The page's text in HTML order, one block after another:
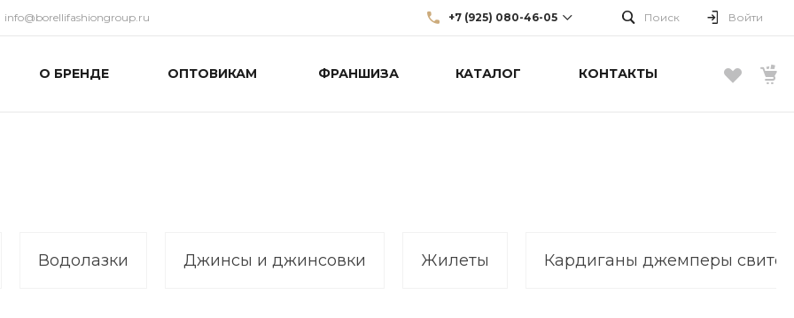
info@borellifashiongroup.ru +7 (925) 080-46-05 Поиск Войти
О БРЕНДЕ ОПТОВИКАМ ФРАНШИЗА КАТАЛОГ КОНТАКТЫ
Водолазки Джинсы и джинсовки Жилеты Кардиганы джемперы